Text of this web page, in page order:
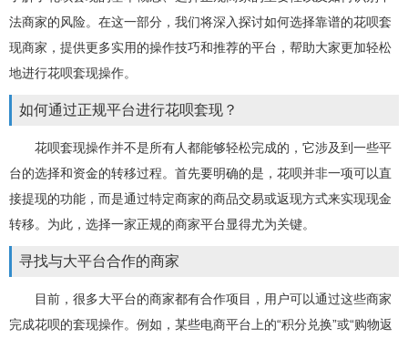
法商家的风险。在这一部分，我们将深入探讨如何选择靠谱的花呗套
现商家，提供更多实用的操作技巧和推荐的平台，帮助大家更加轻松
地进行花呗套现操作。
如何通过正规平台进行花呗套现？
花呗套现操作并不是所有人都能够轻松完成的，它涉及到一些平
台的选择和资金的转移过程。首先要明确的是，花呗并非一项可以直
接提现的功能，而是通过特定商家的商品交易或返现方式来实现现金
转移。为此，选择一家正规的商家平台显得尤为关键。
寻找与大平台合作的商家
目前，很多大平台的商家都有合作项目，用户可以通过这些商家
完成花呗的套现操作。例如，某些电商平台上的“积分兑换”或“购物返